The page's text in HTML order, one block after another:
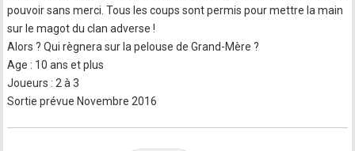
pouvoir sans merci. Tous les coups sont permis pour mettre la main
sur le magot du clan adverse !
Alors ? Qui règnera sur la pelouse de Grand-Mère ?
Age : 10 ans et plus
Joueurs : 2 à 3
Sortie prévue Novembre 2016